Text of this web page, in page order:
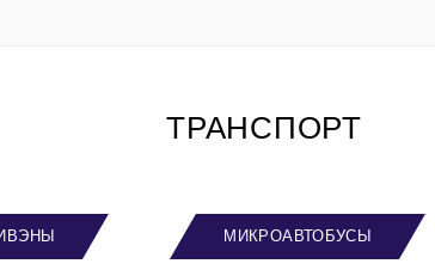
ТРАНСПОРТ
МИКРОАВТОБУСЫ